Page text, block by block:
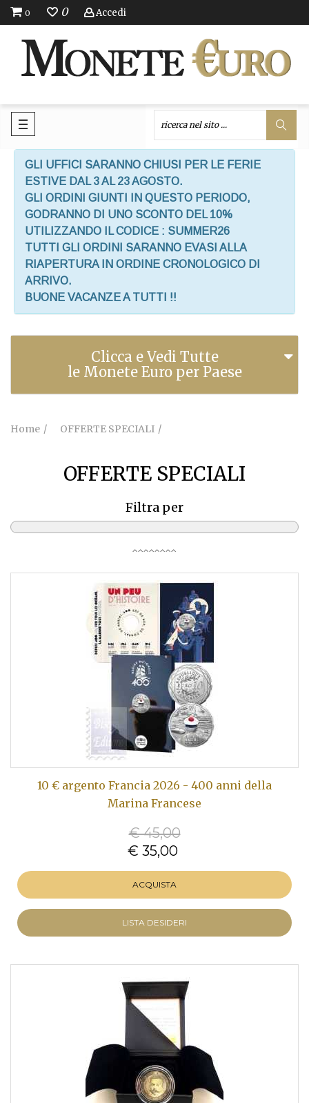
0 0 Accedi
GLI UFFICI SARANNO CHIUSI PER LE FERIE
ESTIVE DAL 3 AL 23 AGOSTO.
GLI ORDINI GIUNTI IN QUESTO PERIODO,
GODRANNO DI UNO SCONTO DEL 10%
UTILIZZANDO IL CODICE : SUMMER26
TUTTI GLI ORDINI SARANNO EVASI ALLA
RIAPERTURA IN ORDINE CRONOLOGICO DI
ARRIVO.
BUONE VACANZE A TUTTI !!
Clicca e Vedi Tutte
le Monete Euro per Paese
Home OFFERTE SPECIALI
OFFERTE SPECIALI
Filtra per
10 € argento Francia 2026 - 400 anni della
Marina Francese
€ 45,00
€ 35,00
ACQUISTA
LISTA DESIDERI